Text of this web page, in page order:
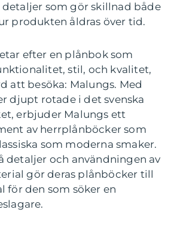
detaljer som gör skillnad både
produkten åldras över tid.
efter en plånbok som
stil, och kvalitet,
att besöka: Malungs. Med
djupt rotade i det svenska
erbjuder Malungs ett
av herrplånböcker som
som moderna smaker.
detaljer och användningen av
gör deras plånböcker till
för den som söker en